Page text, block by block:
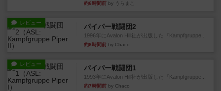
約6時間前 by うらまこ
レビュー パイパー戦闘団2
1996年にAvalon Hill社が出版した『Kampfgruppe...
約6時間前 by Chaco
レビュー パイパー戦闘団1
1993年にAvalon Hill社が出版した『Kampfgruppe...
約7時間前 by Chaco